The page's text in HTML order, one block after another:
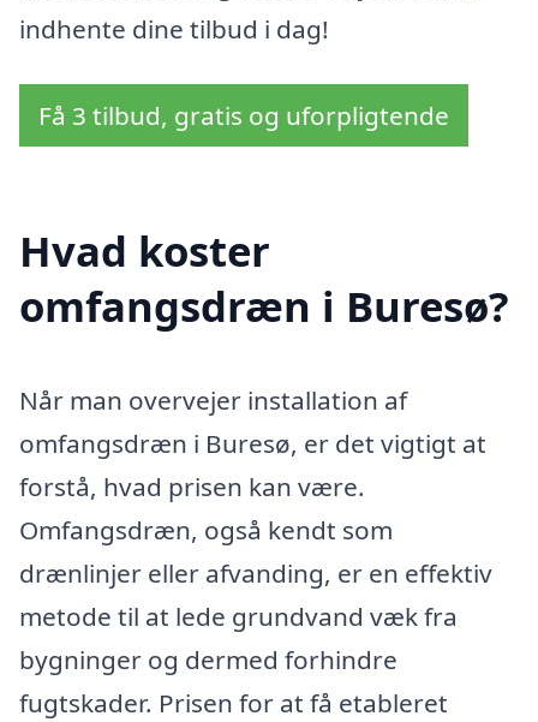
indhente dine tilbud i dag!
Få 3 tilbud, gratis og uforpligtende
Hvad koster
omfangsdræn i Buresø?
Når man overvejer installation af
omfangsdræn i Buresø, er det vigtigt at
forstå, hvad prisen kan være.
Omfangsdræn, også kendt som
drænlinjer eller afvanding, er en effektiv
metode til at lede grundvand væk fra
bygninger og dermed forhindre
fugtskader. Prisen for at få etableret